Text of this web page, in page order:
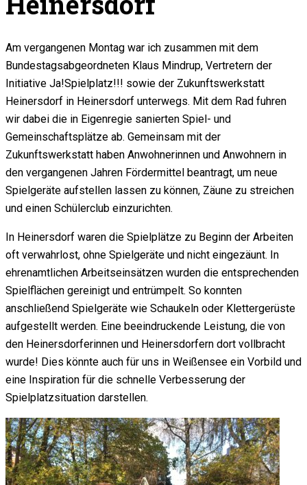
Am vergangenen Montag war ich zusammen mit dem
Bundestagsabgeordneten Klaus Mindrup, Vertretern der
Initiative Ja!Spielplatz!!! sowie der Zukunftswerkstatt
Heinersdorf in Heinersdorf unterwegs. Mit dem Rad fuhren
wir dabei die in Eigenregie sanierten Spiel- und
Gemeinschaftsplätze ab. Gemeinsam mit der
Zukunftswerkstatt haben Anwohnerinnen und Anwohnern in
den vergangenen Jahren Fördermittel beantragt, um neue
Spielgeräte aufstellen lassen zu können, Zäune zu streichen
und einen Schülerclub einzurichten.
In Heinersdorf waren die Spielplätze zu Beginn der Arbeiten
oft verwahrlost, ohne Spielgeräte und nicht eingezäunt. In
ehrenamtlichen Arbeitseinsätzen wurden die entsprechenden
Spielflächen gereinigt und entrümpelt. So konnten
anschließend Spielgeräte wie Schaukeln oder Klettergerüste
aufgestellt werden. Eine beeindruckende Leistung, die von
den Heinersdorferinnen und Heinersdorfern dort vollbracht
wurde! Dies könnte auch für uns in Weißensee ein Vorbild und
eine Inspiration für die schnelle Verbesserung der
Spielplatzsituation darstellen.